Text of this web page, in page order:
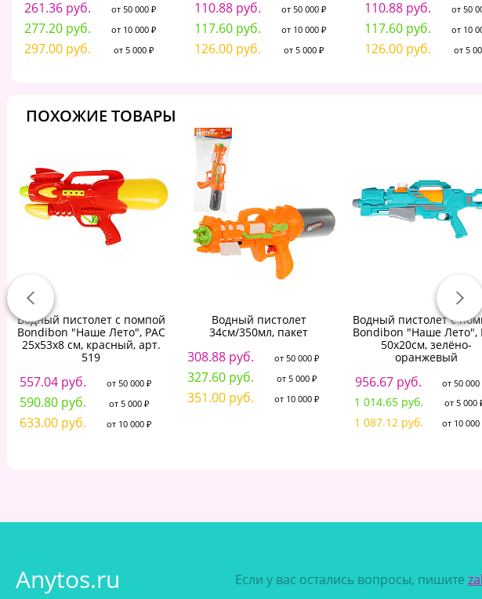
261.36 руб. от 50 000 ₽
277.20 руб. от 10 000 ₽
297.00 руб. от 5 000 ₽
110.88 руб. от 50 000 ₽
117.60 руб. от 10 000 ₽
126.00 руб. от 5 000 ₽
110.88 руб. от 50
117.60 руб. от 10
126.00 руб. от 5
ПОХОЖИЕ ТОВАРЫ
Водный пистолет с помпой
Bondibon "Наше Лето", РАС
25х53х8 см, красный, арт.
519
557.04 руб. от 50 000 ₽
590.80 руб. от 5 000 ₽
633.00 руб. от 10 000 ₽
Водный пистолет
34см/350мл, пакет
308.88 руб. от 50 000 ₽
327.60 руб. от 5 000 ₽
351.00 руб. от 10 000 ₽
Водный пистолет с
Bondibon "Наше Лето",
50х20см, зелёно-
оранжевый
956.67 руб. от 50 000
1 014.65 руб. от 5 000
1 087.12 руб. от 10 000
Anytos.ru Если у вас остались вопросы, пишите